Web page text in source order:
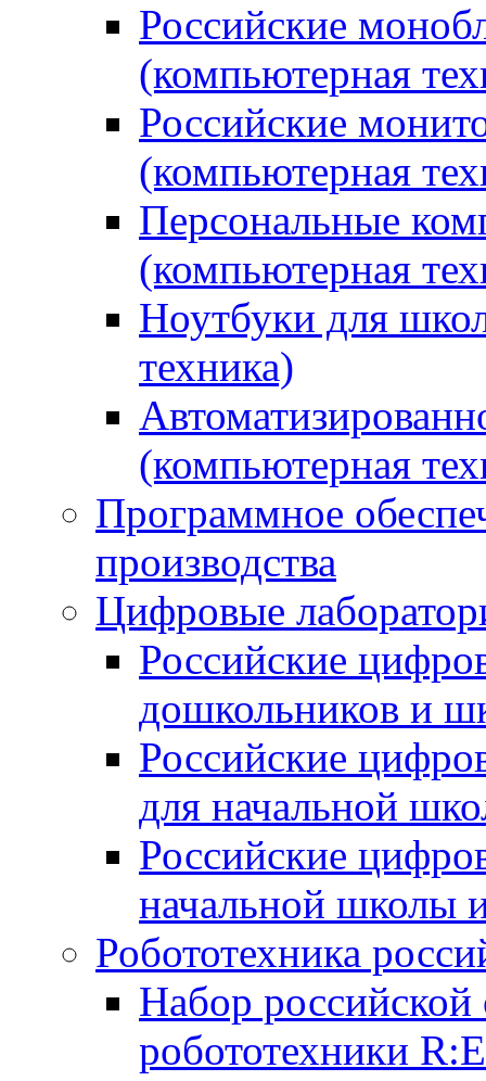
Российские
(компьютерная
Российские
(компьютерная
Персональные
(компьютерная
Ноутбуки для
техника)
(компьютерная
Программное
производства
Цифровые
Российские
дошкольников и
Российские
для начальной
Российские
начальной школы
Робототехника
Набор российской
робототехники